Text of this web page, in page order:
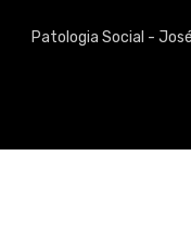
Patologia Social -